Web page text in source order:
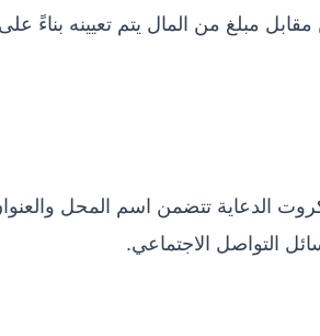
مبلغ من المال يتم تعيينه بناءً على
الدعاية تتضمن اسم المحل
التواصل الاجتماعي.